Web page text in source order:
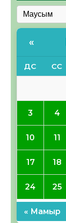
«
ДС СС
3 4
10 11
17 18
24 25
« Мамыр